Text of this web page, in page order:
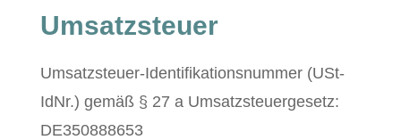
Umsatzsteuer
Umsatzs­teuer-Iden­ti­fika­tion­snum­mer (USt-
IdNr.) gemäß § 27 a Umsatzs­teuerge­setz:
DE350888653